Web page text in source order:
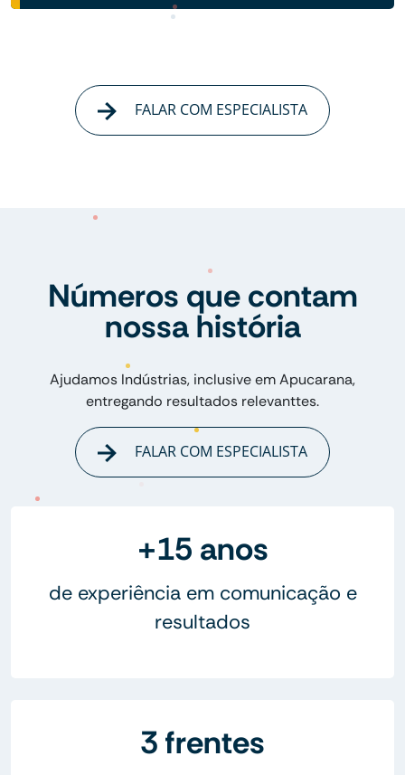
FALAR COM ESPECIALISTA
Números que contam
nossa história
Ajudamos Indústrias, inclusive em Apucarana,
entregando resultados relevanttes.
FALAR COM ESPECIALISTA
+15 anos
de experiência em comunicação e
resultados
3 frentes